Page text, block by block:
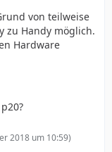
von teilweise
zu Handy möglich.
Hardware
2018 um 10:59)